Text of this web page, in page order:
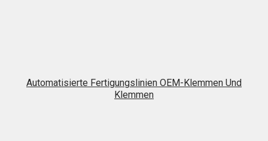
Automatisierte Fertigungslinien OEM-Klemmen Und
Klemmen